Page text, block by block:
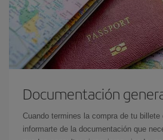
Documentación
Cuando termines la compra de tu billete
informarte de la documentación que